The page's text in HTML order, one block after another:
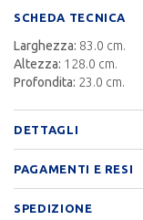
SCHEDA TECNICA
Larghezza: 83.0 cm.
Altezza: 128.0 cm.
Profondita: 23.0 cm.
DETTAGLI
PAGAMENTI E RESI
SPEDIZIONE